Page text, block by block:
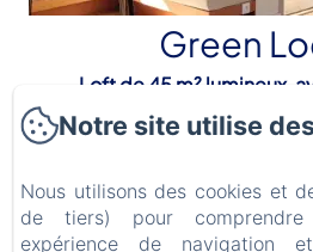
Green
Loft de 45 m² lumineux,
terrasse de 30 m² (2 adultes
Découvrir
Notre site utilise
Nous utilisons des cookies et
de tiers) pour
expérience de navigation